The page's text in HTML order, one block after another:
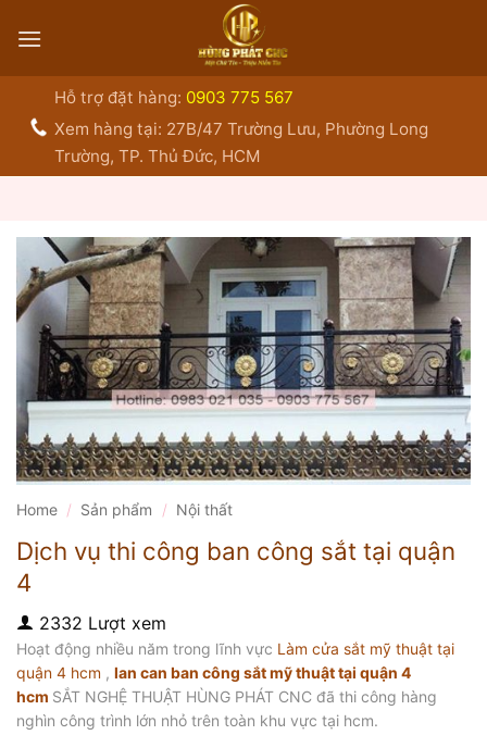
qua
Hỗ trợ đặt hàng: 0903 775 567
Xem hàng tại: 27B/47 Trường Lưu, Phường Long
Trường, TP. Thủ Đức, HCM
Home / Sản phẩm / Nội thất
Dịch vụ thi công ban công sắt tại quận
4
2332 Lượt xem
Hoạt động nhiều năm trong lĩnh vực Làm cửa sắt mỹ thuật tại
quận 4 hcm , lan can ban công sắt mỹ thuật tại quận 4
hcm SẮT NGHỆ THUẬT HÙNG PHÁT CNC đã thi công hàng
nghìn công trình lớn nhỏ trên toàn khu vực tại hcm.